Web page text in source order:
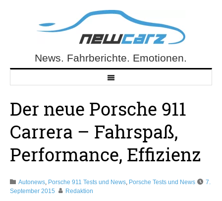
NewCarz.deNews. Fahrberichte. Emotionen.
Der neue Porsche 911
Carrera – Fahrspaß,
Performance, Effizienz
Autonews, Porsche 911 Tests und News, Porsche Tests und News
7.
September 2015
Redaktion